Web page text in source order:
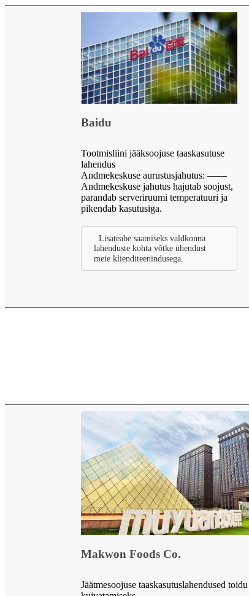
Baidu
Tootmisliini jääksoojuse taaskasutuse
lahendus
Andmekeskuse aurustusjahutus: ——
Andmekeskuse jahutus hajutab soojust,
parandab serveriruumi temperatuuri ja
pikendab kasutusiga.
Lisateabe saamiseks valdkonna
lahenduste kohta võtke ühendust
meie klienditeenindusega.
Makwon Foods Co.
Jäätmesoojuse taaskasutuslahendused toidu